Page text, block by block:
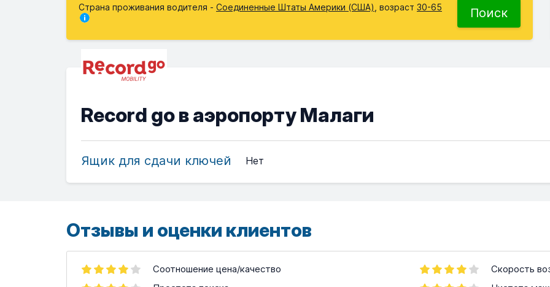
Страна проживания водителя - Соединенные Штаты Америки (США) , возраст 30-65 Поиск
Record go в аэропорту Малаги
Ящик для сдачи ключей Нет
Отзывы и оценки клиентов
Соотношение цена/качество
Скорость